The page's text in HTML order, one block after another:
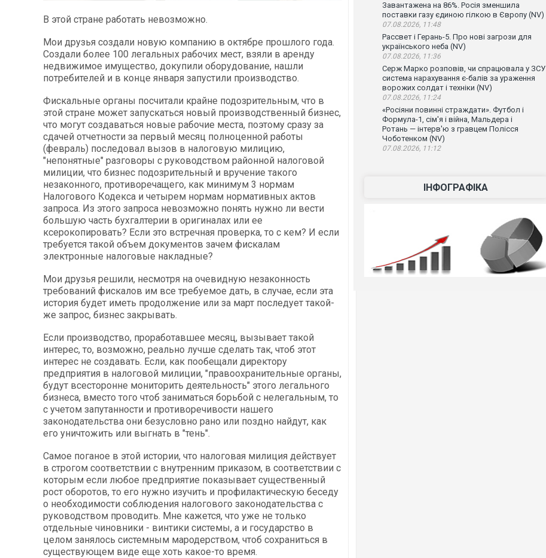
В этой стране работать невозможно.
Мои друзья создали новую компанию в октябре прошлого года.
Создали более 100 легальных рабочих мест, взяли в аренду
недвижимое имущество, докупили оборудование, нашли
потребителей и в конце января запустили производство.
Фискальные органы посчитали крайне подозрительным, что в
этой стране может запускаться новый производственный бизнес,
что могут создаваться новые рабочие места, поэтому сразу за
сдачей отчетности за первый месяц полноценной работы
(февраль) последовал вызов в налоговую милицию,
"непонятные" разговоры с руководством районной налоговой
милиции, что бизнес подозрительный и вручение такого
незаконного, противоречащего, как минимум 3 нормам
Налогового Кодекса и четырем нормам нормативных актов
запроса. Из этого запроса невозможно понять нужно ли вести
большую часть бухгалтерии в оригиналах или ее
ксерокопировать? Если это встречная проверка, то с кем? И если
требуется такой объем документов зачем фискалам
электронные налоговые накладные?
Мои друзья решили, несмотря на очевидную незаконность
требований фискалов им все требуемое дать, в случае, если эта
история будет иметь продолжение или за март последует такой-
же запрос, бизнес закрывать.
Если производство, проработавшее месяц, вызывает такой
интерес, то, возможно, реально лучше сделать так, чтоб этот
интерес не создавать. Если, как пообещали директору
предприятия в налоговой милиции, "правоохранительные органы,
будут всесторонне мониторить деятельность" этого легального
бизнеса, вместо того чтоб заниматься борьбой с нелегальным, то
с учетом запутанности и противоречивости нашего
законодательства они безусловно рано или поздно найдут, как
его уничтожить или выгнать в "тень".
Самое поганое в этой истории, что налоговая милиция действует
в строгом соответствии с внутренним приказом, в соответствии с
которым если любое предприятие показывает существенный
рост оборотов, то его нужно изучить и профилактическую беседу
о необходимости соблюдения налогового законодательства с
руководством проводить. Мне кажется, что уже не только
отдельные чиновники - винтики системы, а и государство в
целом занялось системным мародерством, чтоб сохраниться в
существующем виде еще хоть какое-то время.
Завантажена на 86%. Росія зменшила
поставки газу єдиною гілкою в Європу (NV)
07.08.2026, 11:48
Рассвет і Герань-5. Про нові загрози для
українського неба (NV)
07.08.2026, 11:36
Серж Марко розповів, чи спрацювала у ЗСУ
система нарахування є-балів за ураження
ворожих солдат і техніки (NV)
07.08.2026, 11:24
«Росіяни повинні страждати». Футбол і
Формула-1, сім'я і війна, Мальдера і
Ротань — інтерв'ю з гравцем Полісся
Чоботенком (NV)
07.08.2026, 11:12
ІНФОГРАФІКА